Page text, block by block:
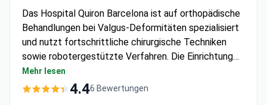
Das Hospital Quiron Barcelona ist auf orthopädische
Behandlungen bei Valgus-Deformitäten spezialisiert
und nutzt fortschrittliche chirurgische Techniken
sowie robotergestützte Verfahren. Die Einrichtung
verfügt über 23 Operationssäle, die mit modernster
Technologie für präzise Eingriffe ausgestattet sind.
Mehr lesen
4.46 Bewertungen